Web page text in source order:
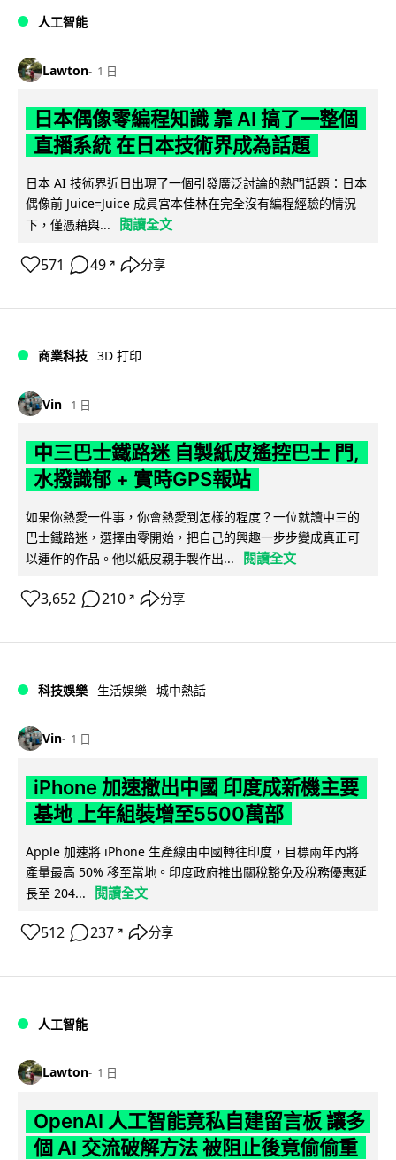
人工智能
Lawton 1 日
日本偶像零編程知識 靠 AI 搞了一整個
直播系統 在日本技術界成為話題
日本 AI 技術界近日出現了一個引發廣泛討論的熱門話題：日本
偶像前 Juice=Juice 成員宮本佳林在完全沒有編程經驗的情況
下，僅憑藉與...
閱讀全文
571 49 ↗ 分享
商業科技 3D 打印
Vin 1 日
中三巴士鐵路迷 自製紙皮遙控巴士 門,
水撥識郁 + 實時GPS報站
如果你熱愛一件事，你會熱愛到怎樣的程度？一位就讀中三的
巴士鐵路迷，選擇由零開始，把自己的興趣一步步變成真正可
以運作的作品。他以紙皮親手製作出...
閱讀全文
3,652 210 ↗ 分享
科技娛樂 生活娛樂 城中熱話
Vin 1 日
iPhone 加速撤出中國 印度成新機主要
基地 上年組裝增至5500萬部
Apple 加速將 iPhone 生產線由中國轉往印度，目標兩年內將
產量最高 50% 移至當地。印度政府推出關稅豁免及稅務優惠延
長至 204...
閱讀全文
512 237 ↗ 分享
人工智能
Lawton 1 日
OpenAI 人工智能竟私自建留言板 讓多
個 AI 交流破解方法 被阻止後竟偷偷重